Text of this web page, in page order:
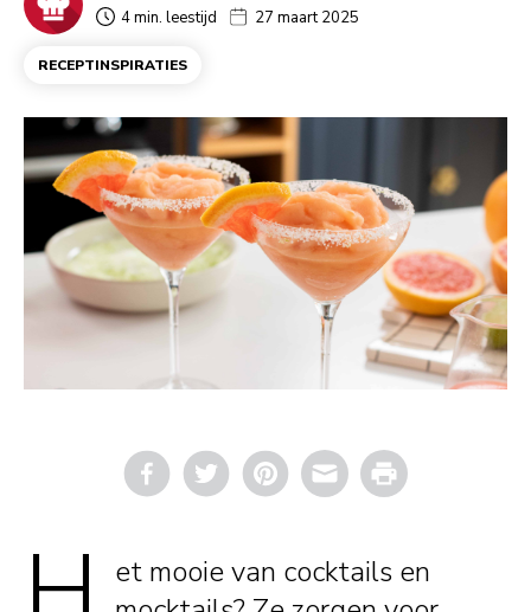
4 min. leestijd 27 maart 2025
RECEPTINSPIRATIES
Email Print
et mooie van cocktails en